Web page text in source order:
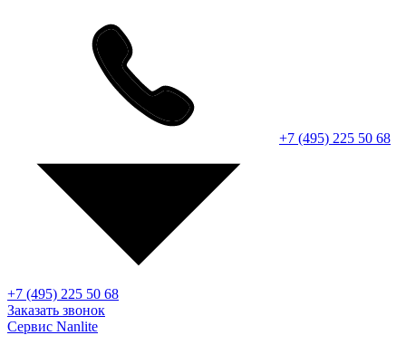
+7 (495) 225 50 68
+7 (495) 225 50 68
Заказать звонок
Сервис Nanlite